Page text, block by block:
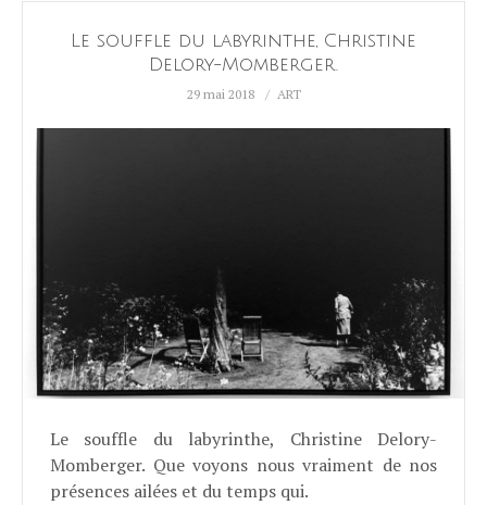
Le souffle du labyrinthe, Christine
Delory-Momberger.
29 mai 2018 ART
Le souffle du labyrinthe, Christine Delory-
Momberger. Que voyons nous vraiment de nos
présences ailées et du temps qui.